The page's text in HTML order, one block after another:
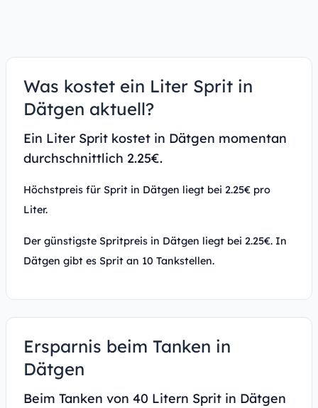
Was kostet ein Liter Sprit in
Dätgen aktuell?
Ein Liter Sprit kostet in Dätgen momentan
durchschnittlich 2.25€.
Höchstpreis für Sprit in Dätgen liegt bei 2.25€ pro
Liter.
Der günstigste Spritpreis in Dätgen liegt bei 2.25€. In
Dätgen gibt es Sprit an 10 Tankstellen.
Ersparnis beim Tanken in
Dätgen
Beim Tanken von 40 Litern Sprit in Dätgen